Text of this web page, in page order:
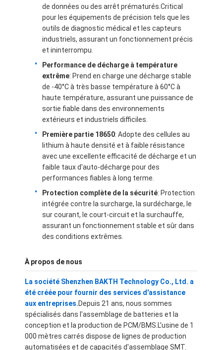
Produits
À propos de nous
Visite de l'usine
Contrôle de la qualité
Contactez-nous
Nouvelles
Causez Maintenant
Paquet de batterie d'ion de lithium
Paquet de batterie de polymère de Li
de données ou des arrêt prématurés.Critical
pour les équipements de précision tels que les
outils de diagnostic médical et les capteurs
industriels, assurant un fonctionnement précis
et ininterrompu.
Performance de décharge à température
extrême: Prend en charge une décharge stable
de -40°C à très basse température à 60°C à
haute température, assurant une puissance de
sortie fiable dans des environnements
extérieurs et industriels difficiles.
Première partie 18650: Adopte des cellules au
lithium à haute densité et à faible résistance
avec une excellente efficacité de décharge et un
faible taux d'auto-décharge pour des
performances fiables à long terme.
Protection complète de la sécurité: Protection
intégrée contre la surcharge, la surdécharge, le
sur courant, le court-circuit et la surchauffe,
assurant un fonctionnement stable et sûr dans
des conditions extrêmes.
À propos de nous
La société Shenzhen BAKTH Technology Co., Ltd. a
été créée pour fournir des services d'assistance
aux entreprises.Depuis 21 ans, nous sommes
spécialisés dans l'assemblage de batteries et la
conception et la production de PCM/BMS.L'usine de 1
000 mètres carrés dispose de lignes de production
automatisées et de capacités d'assemblage SMT.